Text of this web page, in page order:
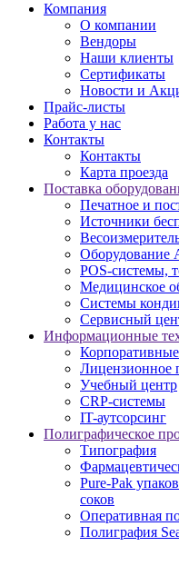
Компания
О компании
Вендоры
Наши клиенты
Сертификаты
Новости и
Прайс-листы
Работа у нас
Контакты
Контакты
Карта проезда
Поставка
Печатное и
Источники
POS-системы,
Медицинское
Системы
Сервисный
Информационные
Лицензионное
Учебный центр
CRP-системы
IT-аутсорсинг
Полиграфическое
Типография
Pure-Pak
соков
Оперативная
Полиграфия